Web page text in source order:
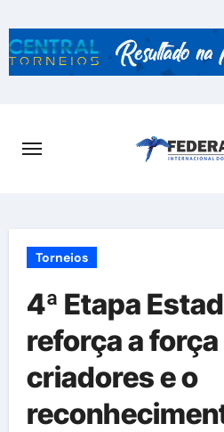
to
content
Torneios
4ª Etapa
reforça a
criadores e o